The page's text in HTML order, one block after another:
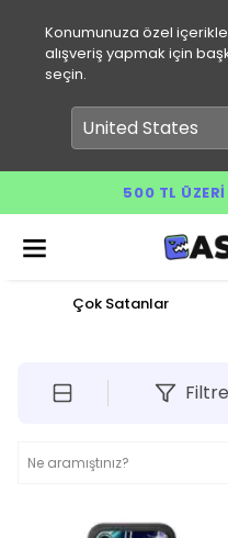
Konumunuza özel
alışveriş yapmak için
seçin.
500 TL
Çok Satanlar